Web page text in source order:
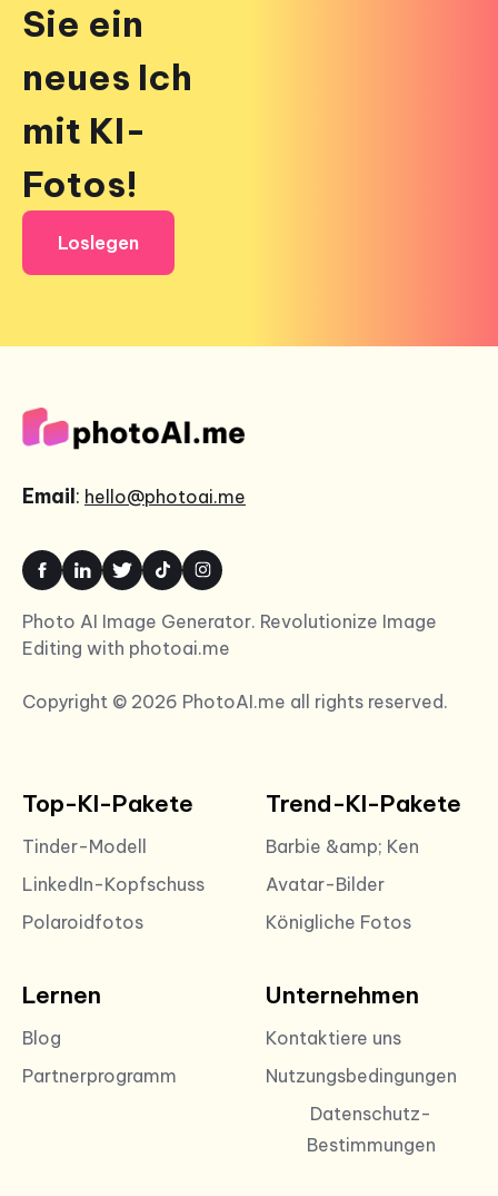
Sie ein
neues Ich
mit KI-
Fotos!
Loslegen
Email: hello@photoai.me
Photo AI Image Generator. Revolutionize Image
Editing with photoai.me
Copyright © 2026 PhotoAI.me all rights reserved.
Top-KI-Pakete
Tinder-Modell
LinkedIn-Kopfschuss
Polaroidfotos
Trend-KI-Pakete
Barbie &amp; Ken
Avatar-Bilder
Königliche Fotos
Lernen
Blog
Partnerprogramm
Unternehmen
Kontaktiere uns
Nutzungsbedingungen
Datenschutz-
Bestimmungen